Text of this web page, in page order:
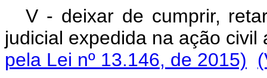
V - deixar de cumprir,
judicial expedida na ação
pela Lei nº 13.146, de 2015)